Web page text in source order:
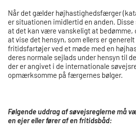
Når det gælder højhastighedsfærger
er situationen imidlertid en anden.
at det kan være vanskeligt at bedømme,
at vise det hensyn, som ellers er
fritidsfartøjer ved et møde med en
deres normale sejlads under hensyn til
der er angivet i de internationale
opmærksomme på færgernes bølger.
Følgende uddrag af søvejsreglerne må
en ejer eller fører af en fritidsbåd: